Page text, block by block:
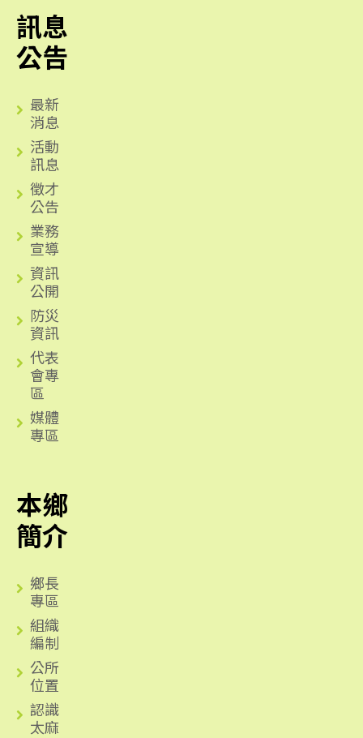
訊息
公告
最新
消息
活動
訊息
徵才
公告
業務
宣導
資訊
公開
防災
資訊
代表
會專
區
媒體
專區
本鄉
簡介
鄉長
專區
組織
編制
公所
位置
認識
太麻